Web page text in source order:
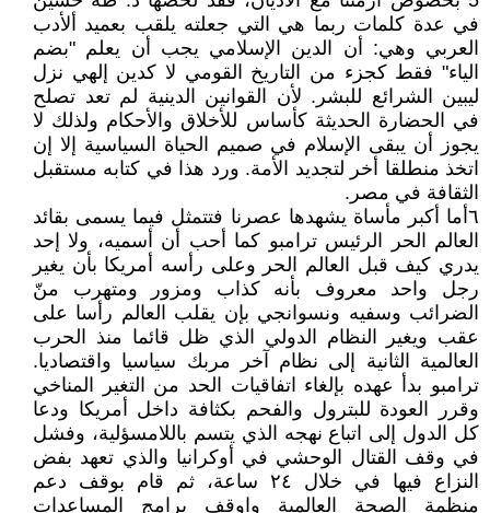
في عدة كلمات ربما هي التي جعلته يلقب بعميد ألأدب
العربي وهي: أن الدين الإسلامي يجب أن يعلم "بضم
الياء" فقط كجزء من التاريخ القومي لا كدين إلهي نزل
ليبين الشرائع للبشر. لأن القوانين الدينية لم تعد تصلح
في الحضارة الحديثة كأساس للأخلاق والأحكام ولذلك لا
يجوز أن يبقى الإسلام في صميم الحياة السياسية إلا إن
اتخذ منطلقا أخر لتجديد الأمة. ورد هذا في كتابه مستقبل
الثقافة في مصر.
٦أما أكبر مأساة يشهدها عصرنا فتتمثل فيما يسمى بقائد
العالم الحر الرئيس ترامبو كما أحب أن أسميه، ولا إحد
يدري كيف قبل العالم الحر وعلى رأسه أمريكا بأن يغير
رجل واحد معروف بأنه كذاب ومزور ومتهرب منّ
الضرائب وسفيه ونسوانجي بإن يقلب العالم رأسا على
عقب ويغير النظام الدولي الذي ظل قائما منذ الحرب
العالمية الثانية إلى نظام آخر مربك سياسيا واقتصاديا.
ترامبو بدأ عهده بإلغاء اتفاقيات الحد من التغير المناخي
وقرر العودة للبترول والفحم بكثافة داخل أمريكا ودعا
كل الدول إلى اتباع نهجه الذي يتسم باللامسؤلية، وفشل
في وقف القتال الوحشي في أوكرانيا والذي تعهد بفض
النزاع فيها في خلال ٢٤ ساعة، ثم قام بوقف دعم
منظمة الصحة العالمية واوقف برامج المساعدات